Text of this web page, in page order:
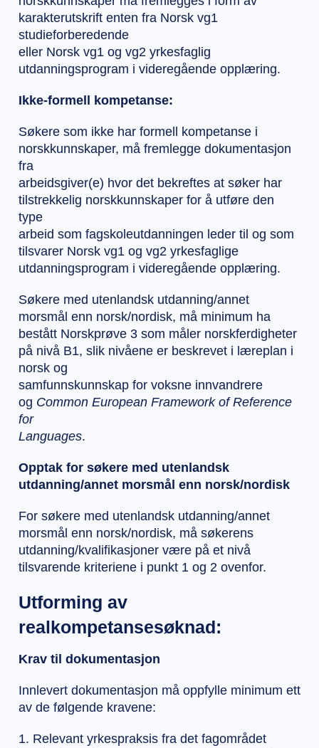
karakterutskrift enten fra Norsk vg1
studieforberedende
eller Norsk vg1 og vg2 yrkesfaglig
utdanningsprogram i videregående opplæring.
Ikke-formell kompetanse:
Søkere som ikke har formell kompetanse i
norskkunnskaper, må fremlegge dokumentasjon
fra
arbeidsgiver(e) hvor det bekreftes at søker har
tilstrekkelig norskkunnskaper for å utføre den
type
arbeid som fagskoleutdanningen leder til og som
tilsvarer Norsk vg1 og vg2 yrkesfaglige
utdanningsprogram i videregående opplæring.
Søkere med utenlandsk utdanning/annet
morsmål enn norsk/nordisk, må minimum ha
bestått Norskprøve 3 som måler norskferdigheter
på nivå B1, slik nivåene er beskrevet i læreplan i
norsk og
samfunnskunnskap for voksne innvandrere
og Common European Framework of Reference
for
Languages.
Opptak for søkere med utenlandsk
utdanning/annet morsmål enn norsk/nordisk
For søkere med utenlandsk utdanning/annet
morsmål enn norsk/nordisk, må søkerens
utdanning/kvalifikasjoner være på et nivå
tilsvarende kriteriene i punkt 1 og 2 ovenfor.
Utforming av
realkompetansesøknad:
Krav til dokumentasjon
Innlevert dokumentasjon må oppfylle minimum ett
av de følgende kravene:
Relevant yrkespraksis fra det fagområdet